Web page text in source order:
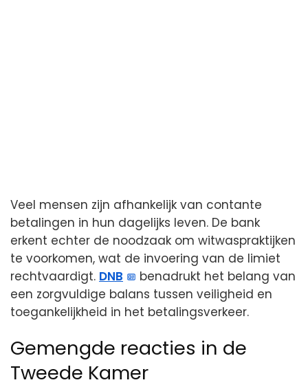
Veel mensen zijn afhankelijk van contante
betalingen in hun dagelijks leven. De bank
erkent echter de noodzaak om witwaspraktijken
te voorkomen, wat de invoering van de limiet
rechtvaardigt. DNB
benadrukt het belang van
een zorgvuldige balans tussen veiligheid en
toegankelijkheid in het betalingsverkeer.
Gemengde reacties in de
Tweede Kamer